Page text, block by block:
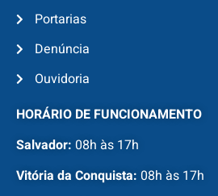
Portarias
Denúncia
Ouvidoria
HORÁRIO DE FUNCIONAMENTO
Salvador: 08h às 17h
Vitória da Conquista: 08h às 17h